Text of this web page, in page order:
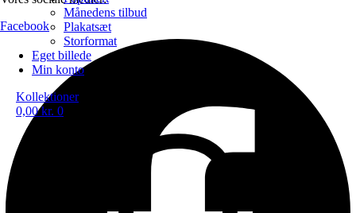
Månedens tilbud
Plakatsæt
Storformat
Eget billede
Min konto
Kollektioner
0,00kr. 0
Facebook